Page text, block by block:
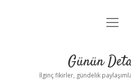
Gizlilik
Yasal
menüyü
Günün
İlginç fikirler, gündelik